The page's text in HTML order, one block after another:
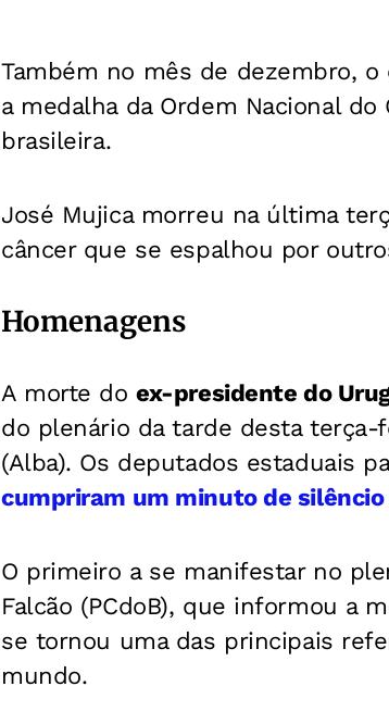
Também no mês de dezembro,
a medalha da Ordem Nacional
brasileira.
José Mujica morreu na última
câncer que se espalhou por
Homenagens
A morte doex-presidente do
do plenário da tarde desta terça-
(Alba). Os deputados estaduais
cumpriram um minuto de
O primeiro a se manifestar no
Falcão (PCdoB), que informou a
se tornou uma das principais
mundo.